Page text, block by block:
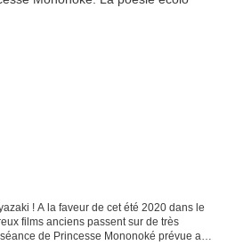
! A la faveur de cet été 2020 dans le
films anciens passent sur de très
de Princesse Mononoké prévue au